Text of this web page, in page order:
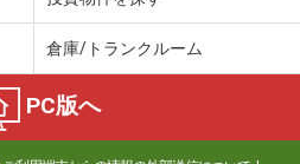
倉庫/トランクルーム
PC版へ